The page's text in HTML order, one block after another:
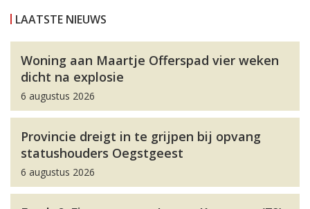
LAATSTE NIEUWS
Woning aan Maartje Offerspad vier weken
dicht na explosie
6 augustus 2026
Provincie dreigt in te grijpen bij opvang
statushouders Oegstgeest
6 augustus 2026